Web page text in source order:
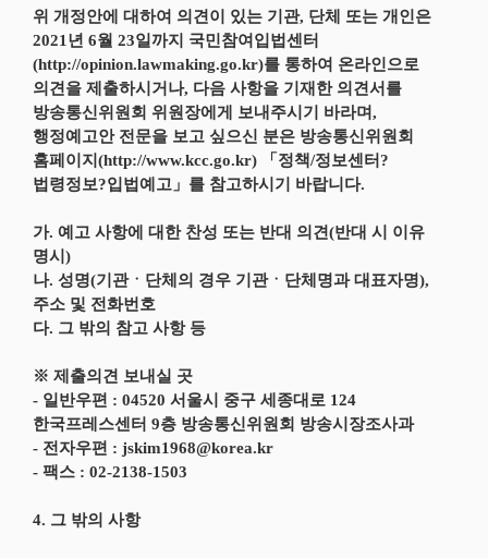
위 개정안에 대하여 의견이 있는 기관, 단체 또는 개인은
2021년 6월 23일까지 국민참여입법센터
(http://opinion.lawmaking.go.kr)를 통하여 온라인으로
의견을 제출하시거나, 다음 사항을 기재한 의견서를
방송통신위원회 위원장에게 보내주시기 바라며,
행정예고안 전문을 보고 싶으신 분은 방송통신위원회
홈페이지(http://www.kcc.go.kr) 「정책/정보센터?
법령정보?입법예고」를 참고하시기 바랍니다.
가. 예고 사항에 대한 찬성 또는 반대 의견(반대 시 이유
명시)
나. 성명(기관ㆍ단체의 경우 기관ㆍ단체명과 대표자명),
주소 및 전화번호
다. 그 밖의 참고 사항 등
※ 제출의견 보내실 곳
- 일반우편 : 04520 서울시 중구 세종대로 124
한국프레스센터 9층 방송통신위원회 방송시장조사과
- 전자우편 : jskim1968@korea.kr
- 팩스 : 02-2138-1503
4. 그 밖의 사항